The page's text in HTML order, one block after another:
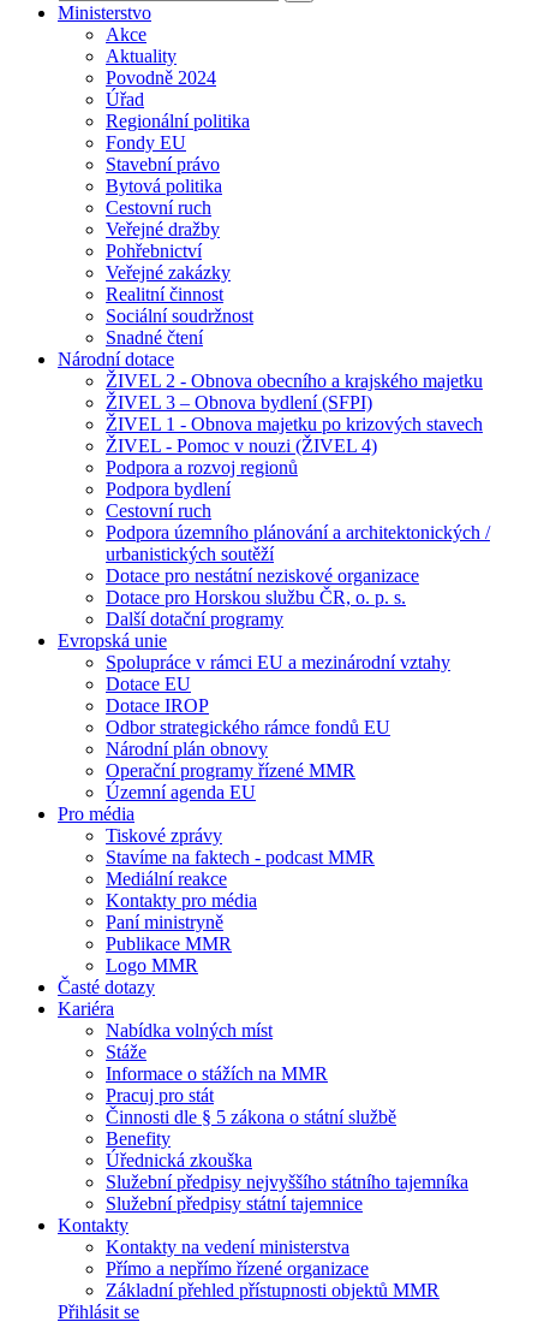
Ministerstvo
Akce
Aktuality
Povodně 2024
Úřad
Regionální politika
Fondy EU
Stavební právo
Bytová politika
Cestovní ruch
Veřejné dražby
Pohřebnictví
Veřejné zakázky
Realitní činnost
Sociální soudržnost
Snadné čtení
Národní dotace
ŽIVEL 2 - Obnova obecního a krajského majetku
ŽIVEL 3 – Obnova bydlení (SFPI)
ŽIVEL 1 - Obnova majetku po krizových stavech
ŽIVEL - Pomoc v nouzi (ŽIVEL 4)
Podpora a rozvoj regionů
Podpora bydlení
Cestovní ruch
Podpora územního plánování a architektonických /
urbanistických soutěží
Dotace pro nestátní neziskové organizace
Dotace pro Horskou službu ČR, o. p. s.
Další dotační programy
Evropská unie
Spolupráce v rámci EU a mezinárodní vztahy
Dotace EU
Dotace IROP
Odbor strategického rámce fondů EU
Národní plán obnovy
Operační programy řízené MMR
Územní agenda EU
Pro média
Tiskové zprávy
Stavíme na faktech - podcast MMR
Mediální reakce
Kontakty pro média
Paní ministryně
Publikace MMR
Logo MMR
Časté dotazy
Kariéra
Nabídka volných míst
Stáže
Informace o stážích na MMR
Pracuj pro stát
Činnosti dle § 5 zákona o státní službě
Benefity
Úřednická zkouška
Služební předpisy nejvyššího státního tajemníka
Služební předpisy státní tajemnice
Kontakty
Kontakty na vedení ministerstva
Přímo a nepřímo řízené organizace
Základní přehled přístupnosti objektů MMR
Přihlásit se